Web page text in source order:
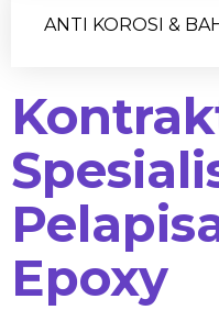
ANTI KOROSI &
Epoxy